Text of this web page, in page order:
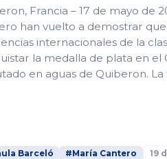
Francia – 17 de mayo de
han vuelto a demostrar
internacionales de la
la medalla de plata en
en aguas de Quiberon.
Barceló #María Cantero 19